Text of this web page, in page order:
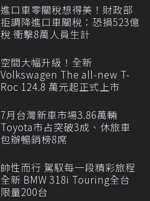
進口車零關稅想得美！財政部
拒調降進口車關稅：恐損523億
稅 衝擊8萬人員生計
空間大幅升級！全新
Volkswagen The all-new T-
Roc 124.8 萬元起正式上市
7月台灣新車市場3.86萬輛
Toyota市占突破3成、休旅車
包辦暢銷榜8席
帥性而行 駕馭每一段精彩旅程
全新 BMW 318i Touring全台
限量200台